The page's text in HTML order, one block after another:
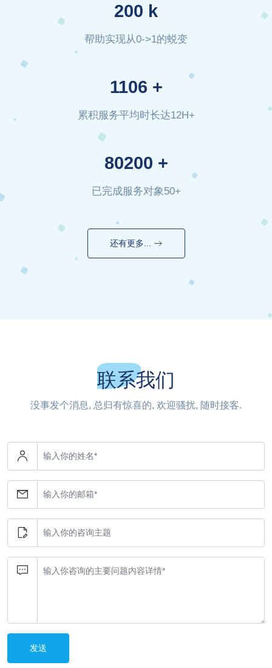
200 k
帮助实现从0->1的蜕变
1106 +
累积服务平均时长达12H+
80200 +
已完成服务对象50+
还有更多...
联系我们
没事发个消息, 总归有惊喜的, 欢迎骚扰, 随时接客.